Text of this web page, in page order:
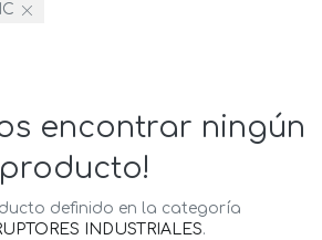
encontrar ningún
producto!
definido en la categoría
INDUSTRIALES.